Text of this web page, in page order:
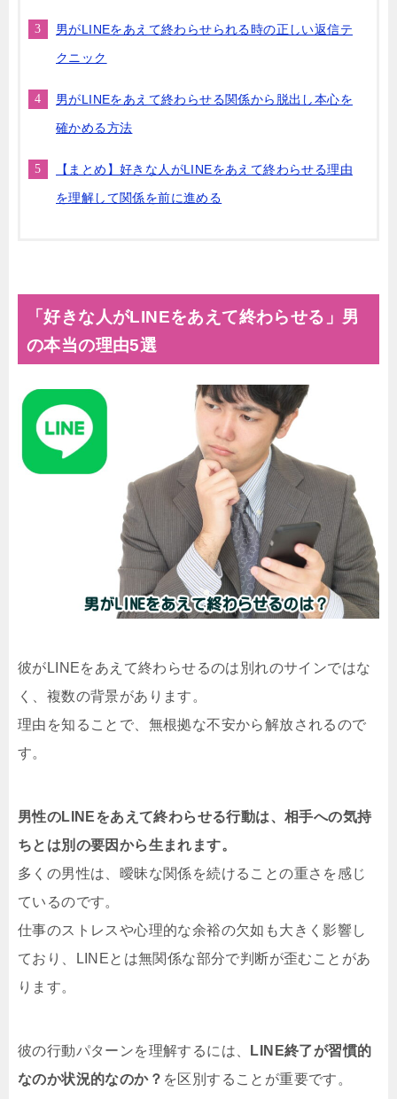
男がLINEをあえて終わらせられる時の正しい返信テ
クニック
男がLINEをあえて終わらせる関係から脱出し本心を
確かめる方法
【まとめ】好きな人がLINEをあえて終わらせる理由
を理解して関係を前に進める
「好きな人がLINEをあえて終わらせる」男
の本当の理由5選
彼がLINEをあえて終わらせるのは別れのサインではな
く、複数の背景があります。
理由を知ることで、無根拠な不安から解放されるので
す。
男性のLINEをあえて終わらせる行動は、相手への気持
ちとは別の要因から生まれます。
多くの男性は、曖昧な関係を続けることの重さを感じ
ているのです。
仕事のストレスや心理的な余裕の欠如も大きく影響し
ており、LINEとは無関係な部分で判断が歪むことがあ
ります。
彼の行動パターンを理解するには、
LINE終了が習慣的
なのか状況的なのか？ を区別することが重要です。